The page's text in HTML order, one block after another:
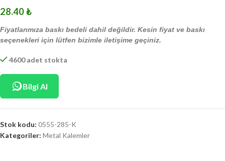
28.40₺
Fiyatlarımıza baskı bedeli dahil değildir. Kesin fiyat ve baskı
seçenekleri için lütfen bizimle iletişime geçiniz.
4600 adet stokta
Bilgi Al
Stok kodu: 0555-285-K
Kategoriler: Metal Kalemler